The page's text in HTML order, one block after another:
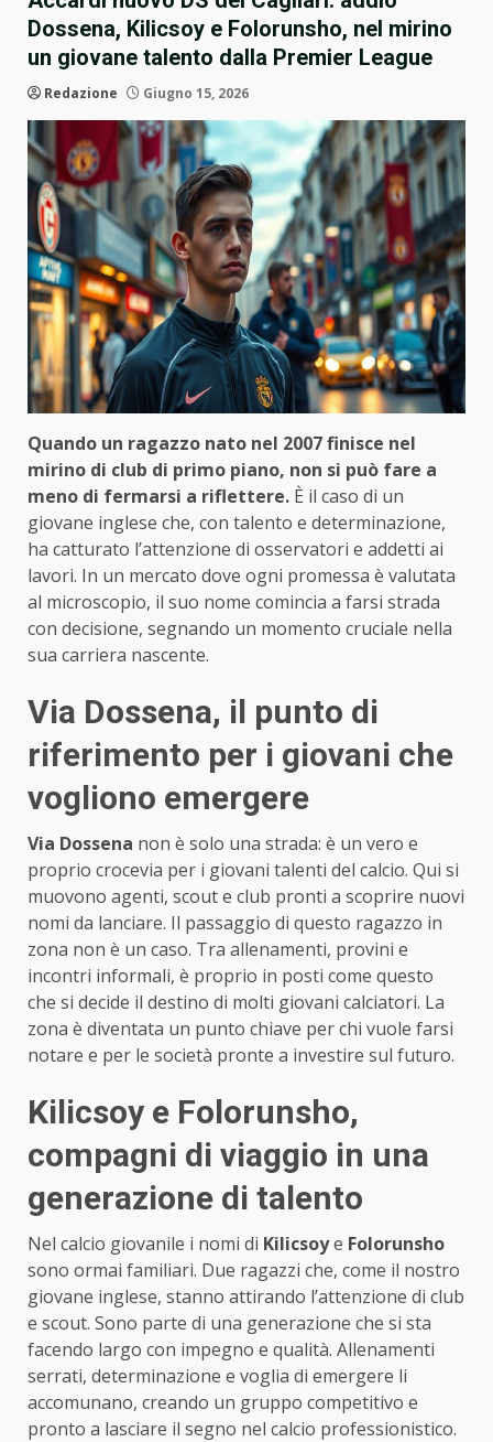
Dossena, Kilicsoy e Folorunsho, nel mirino
un giovane talento dalla Premier League
Redazione Giugno 15, 2026
Quando un ragazzo nato nel 2007 finisce nel
mirino di club di primo piano, non si può fare a
meno di fermarsi a riflettere. È il caso di un
giovane inglese che, con talento e determinazione,
ha catturato l’attenzione di osservatori e addetti ai
lavori. In un mercato dove ogni promessa è valutata
al microscopio, il suo nome comincia a farsi strada
con decisione, segnando un momento cruciale nella
sua carriera nascente.
Via Dossena, il punto di
riferimento per i giovani che
vogliono emergere
Via Dossena non è solo una strada: è un vero e
proprio crocevia per i giovani talenti del calcio. Qui si
muovono agenti, scout e club pronti a scoprire nuovi
nomi da lanciare. Il passaggio di questo ragazzo in
zona non è un caso. Tra allenamenti, provini e
incontri informali, è proprio in posti come questo
che si decide il destino di molti giovani calciatori. La
zona è diventata un punto chiave per chi vuole farsi
notare e per le società pronte a investire sul futuro.
Kilicsoy e Folorunsho,
compagni di viaggio in una
generazione di talento
Nel calcio giovanile i nomi di Kilicsoye Folorunsho
sono ormai familiari. Due ragazzi che, come il nostro
giovane inglese, stanno attirando l’attenzione di club
e scout. Sono parte di una generazione che si sta
facendo largo con impegno e qualità. Allenamenti
serrati, determinazione e voglia di emergere li
accomunano, creando un gruppo competitivo e
pronto a lasciare il segno nel calcio professionistico.